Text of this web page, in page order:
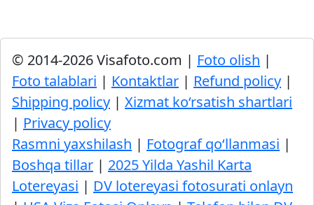
© 2014-2026 Visafoto.com | Foto olish |
Foto talablari | Kontaktlar | Refund policy |
Shipping policy | Xizmat ko‘rsatish shartlari
| Privacy policy
Rasmni yaxshilash | Fotograf qo‘llanmasi |
Boshqa tillar | 2025 Yilda Yashil Karta
Lotereyasi | DV lotereyasi fotosurati onlayn